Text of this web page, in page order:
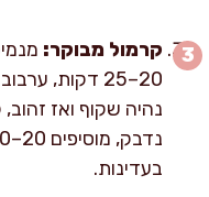
קרמול מבוקר:
נהיה שקוף ואז
בעדינות.